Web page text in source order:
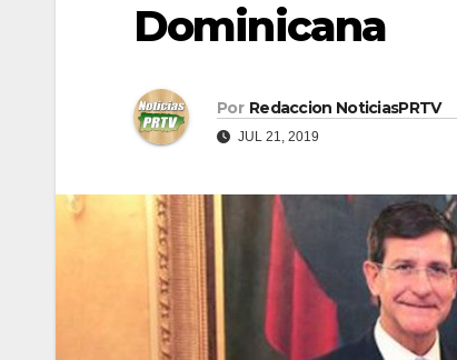
Dominicana
Por Redaccion NoticiasPRTV
JUL 21, 2019